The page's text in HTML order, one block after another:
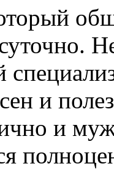
и
и